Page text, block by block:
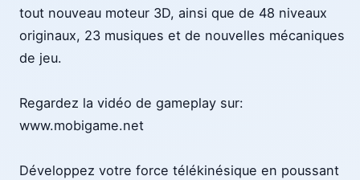
tout nouveau moteur 3D, ainsi que de 48 niveaux
originaux, 23 musiques et de nouvelles mécaniques
de jeu.
Regardez la vidéo de gameplay sur:
www.mobigame.net
Développez votre force télékinésique en poussant